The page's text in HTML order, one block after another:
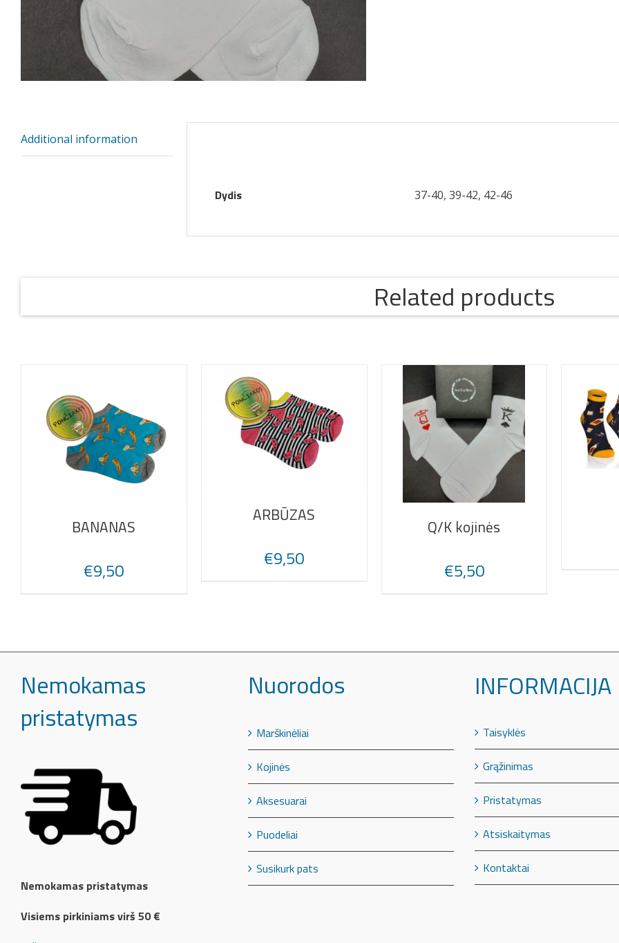
Additional information
Dydis 37-40, 39-42, 42-46
Related products
BANANAS
€9,50
ARBŪZAS
€9,50
Q/K kojinės
€5,50
Nemokamas
pristatymas
Nemokamas pristatymas
Visiems pirkiniams virš 50 €
Nuorodos
Marškinėliai
Kojinės
Aksesuarai
Puodeliai
Susikurk pats
INFORMACIJA
Taisyklės
Grąžinimas
Pristatymas
Atsiskaitymas
Kontaktai